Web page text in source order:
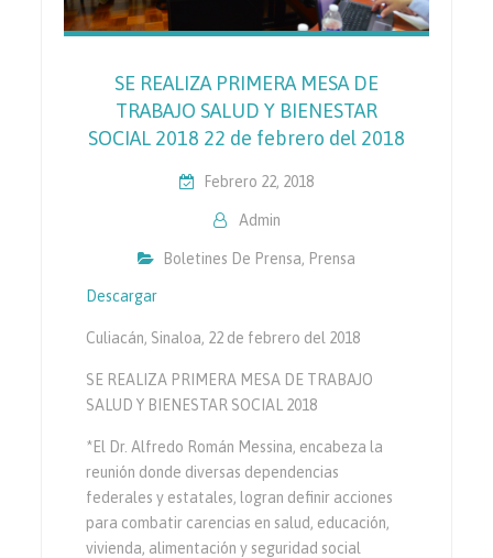
SE REALIZA PRIMERA MESA DE
TRABAJO SALUD Y BIENESTAR
SOCIAL 2018 22 de febrero del 2018
Febrero 22, 2018
Admin
Boletines De Prensa, Prensa
Descargar
Culiacán, Sinaloa, 22 de febrero del 2018
SE REALIZA PRIMERA MESA DE TRABAJO
SALUD Y BIENESTAR SOCIAL 2018
*El Dr. Alfredo Román Messina, encabeza la
reunión donde diversas dependencias
federales y estatales, logran definir acciones
para combatir carencias en salud, educación,
vivienda, alimentación y seguridad social